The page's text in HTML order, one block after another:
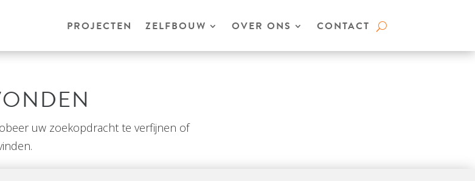
PROJECTEN ZELFBOUW OVER ONS CONTACT
uw zoekopdracht te verfijnen of